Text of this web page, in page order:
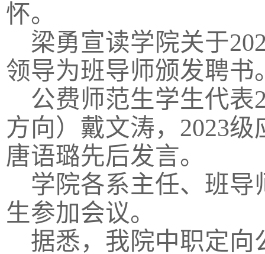
怀。
梁勇宣读学院关于
领导为班导师颁发聘书
公费师范生学生代表
方向）戴文涛， 2023级
唐语璐先后发言。
学院各系主任、班
生参加会议。
据悉，我院中职定